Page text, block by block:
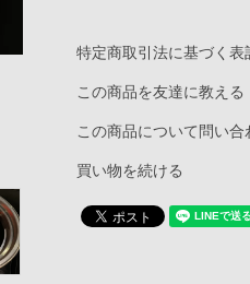
特定商取引法に基づく表
この商品を友達に教える
この商品について問い合
買い物を続ける